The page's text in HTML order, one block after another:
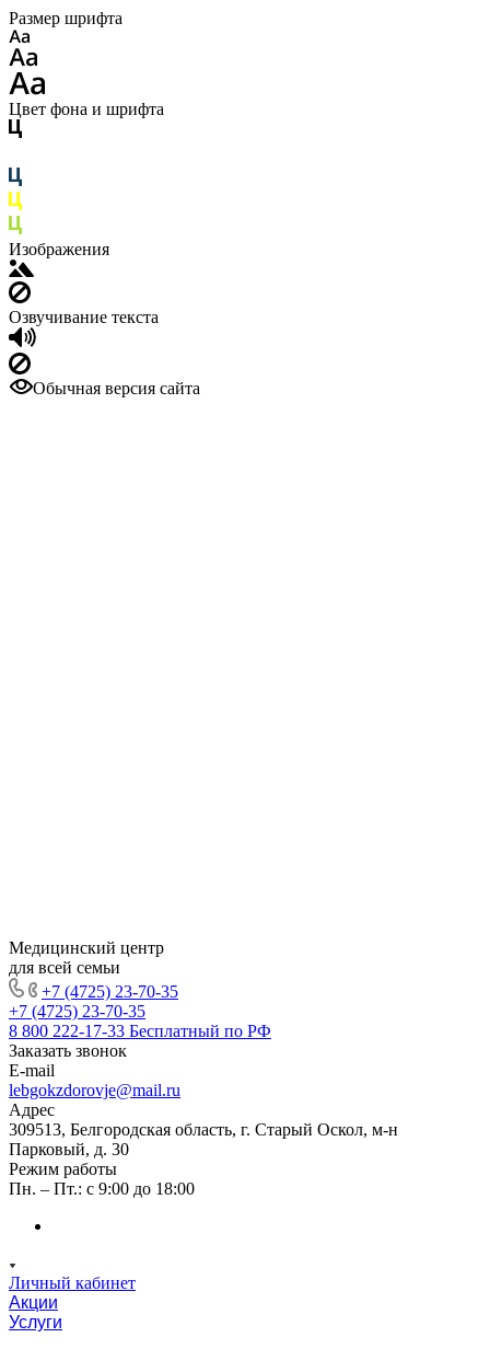
Размер шрифта
Цвет фона и шрифта
Изображения
Озвучивание текста
Обычная версия сайта
Медицинский центр
для всей семьи
+7 (4725) 23-70-35
+7 (4725) 23-70-35
8 800 222-17-33 Бесплатный по РФ
Заказать звонок
E-mail
lebgokzdorovje@mail.ru
Адрес
309513, Белгородская область, г. Старый Оскол, м-н
Парковый, д. 30
Режим работы
Пн. – Пт.: с 9:00 до 18:00
Личный кабинет
Акции
Услуги